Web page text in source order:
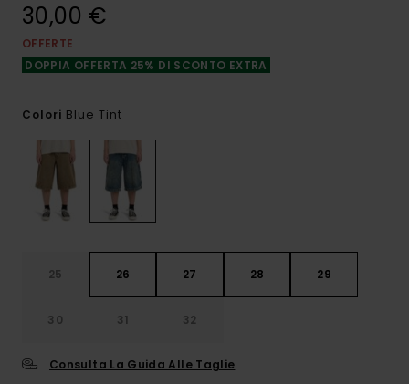
30,00 €
OFFERTE
DOPPIA OFFERTA 25% DI SCONTO EXTRA
Colori Blue Tint
25 26 27 28 29
30 31 32
Consulta La Guida Alle Taglie